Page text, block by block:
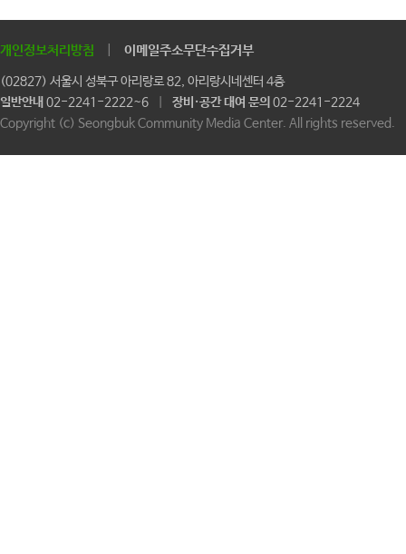
개인정보처리방침 이메일주소무단수집거부
(02827) 서울시 성북구 아리랑로 82, 아리랑시네센터 4층
일반안내 02-2241-2222~6 장비·공간 대여 문의 02-2241-2224
Copyright (c) Seongbuk Community Media Center. All rights reserved.